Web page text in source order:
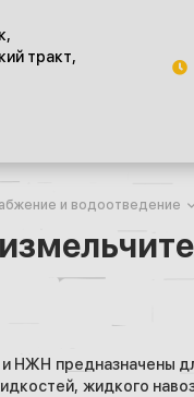
тракт,
и водоотведение
НЖН предназначены
жидкого